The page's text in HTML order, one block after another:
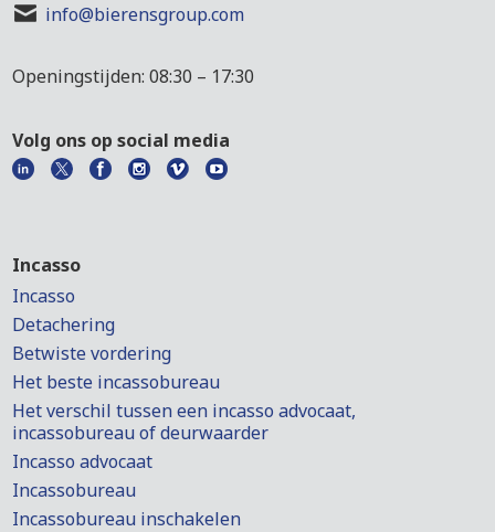
info@bierensgroup.com
Openingstijden: 08:30 – 17:30
Volg ons op social media
Incasso
Incasso
Detachering
Betwiste vordering
Het beste incassobureau
Het verschil tussen een incasso advocaat,
incassobureau of deurwaarder
Incasso advocaat
Incassobureau
Incassobureau inschakelen